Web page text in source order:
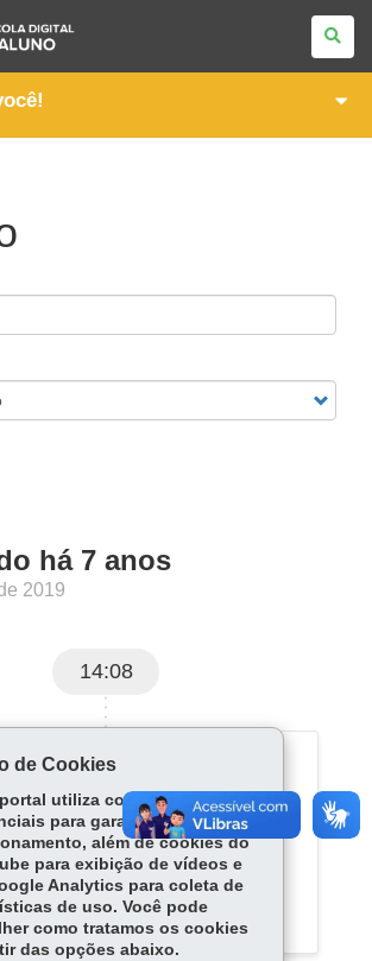
há 7 anos
2019
14:08
- Conexão
e Tecnológica >> Conexão
de Cookies
portal utiliza cookies
para garantir seu
além de cookies do
para exibição de vídeos e
Analytics para coleta de
de uso. Você pode
como tratamos os cookies
das opções abaixo.